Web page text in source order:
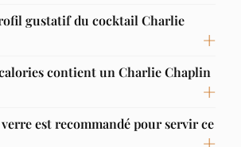
gustatif du cocktail Charlie
contient un Charlie Chaplin
est recommandé pour servir ce